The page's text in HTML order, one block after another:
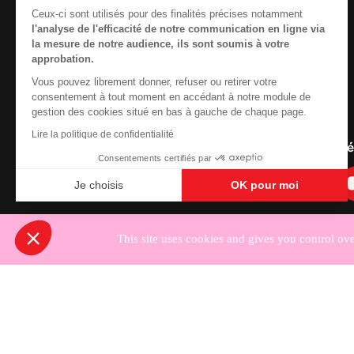
Ceux-ci sont utilisés pour des finalités précises notamment
l'analyse de l'efficacité de notre communication en ligne via
la mesure de notre audience, ils sont soumis à votre
approbation.
Vous pouvez librement donner, refuser ou retirer votre
consentement à tout moment en accédant à notre module de
gestion des cookies situé en bas à gauche de chaque page.
Lire la politique de confidentialité
Consentements certifiés par
Je choisis OK pour moi
Plateforme de Gestion du Consentement :
Notre plateforme vous permet d'adapter et de gérer
Nous cherchons le
reprendre le pilotage.
Contactez-nous
Newsletter
Nous suivre sur les
This site uses cookies and gives you control